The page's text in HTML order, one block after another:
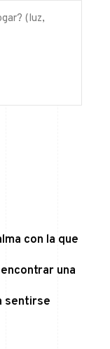
con la que
una
sentirse